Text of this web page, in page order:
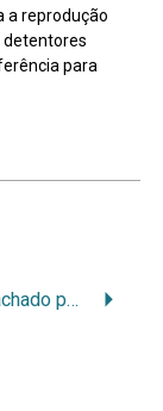
a reprodução
detentores
para
Machado polido guarani